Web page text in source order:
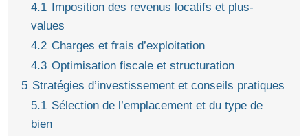
4.1
Imposition des revenus locatifs et plus-
values
4.2 Charges et frais d’exploitation
4.3 Optimisation fiscale et structuration
5 Stratégies d’investissement et conseils pratiques
5.1 Sélection de l’emplacement et du type de
bien